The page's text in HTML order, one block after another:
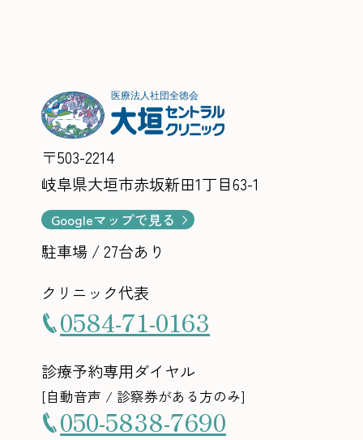
〒503-2214
岐阜県大垣市赤坂新田1丁目63-1
Googleマップで見る
駐車場 / 27台あり
クリニック代表
0584-71-0163
診療予約専用ダイヤル
[自動音声 / 診察券がある方のみ]
050-5838-7690